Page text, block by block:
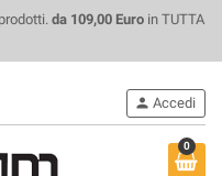
da 109,00 Euro in TUTTA
0
person Accedi